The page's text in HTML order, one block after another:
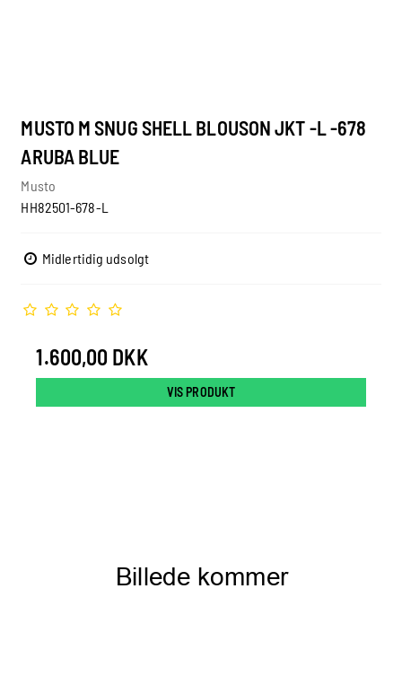
MUSTO M SNUG SHELL BLOUSON JKT -L -678
ARUBA BLUE
Musto
HH82501-678-L
Midlertidig udsolgt
1.600,00 DKK
VIS PRODUKT